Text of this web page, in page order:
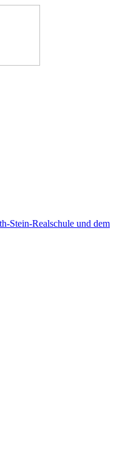
Stein-Realschule und dem